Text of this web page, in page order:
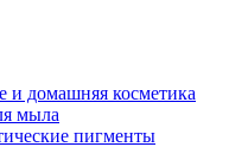
и домашняя косметика
мыла
пигменты